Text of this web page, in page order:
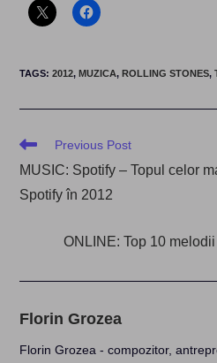
TAGS:2012, MUZICA, ROLLING STONES,
Read
articles
Previous Post
MUSIC: Spotify – Topul celor
Spotify în 2012
ONLINE: Top 10
Florin Grozea
Florin Grozea - compozitor,